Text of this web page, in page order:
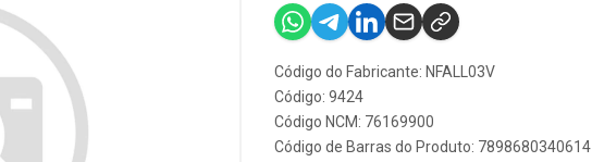
Código do Fabricante: NFALL03V
Código: 9424
Código NCM: 76169900
Código de Barras do Produto: 7898680340614